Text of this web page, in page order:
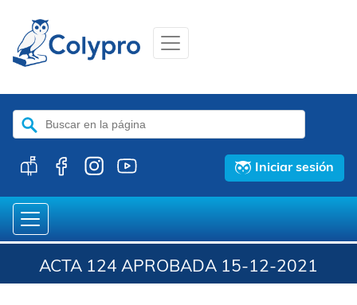
Buscar:
Iniciar sesión
ACTA 124 APROBADA 15-12-2021